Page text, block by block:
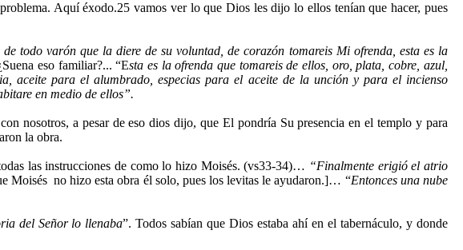
Aquí éxodo.25 vamos ver lo que Dios les dijo lo ellos tenían que hacer, pues
todo varón que la diere de su voluntad, de corazón tomareis Mi ofrenda, esta es la
eso familiar?... “Esta es la ofrenda que tomareis de ellos, oro, plata, cobre, azul,
aceite para el alumbrado, especias para el aceite de la unción y para el incienso
en medio de ellos”.
nosotros, a pesar de eso dios dijo, que El pondría Su presencia en el templo y para
la obra.
las instrucciones de como lo hizo Moisés. (vs33-34)… “Finalmente erigió el atrio
Moisés no hizo esta obra él solo, pues los levitas le ayudaron.]… “Entonces una nube
del Señor lo llenaba”. Todos sabían que Dios estaba ahí en el tabernáculo, y donde